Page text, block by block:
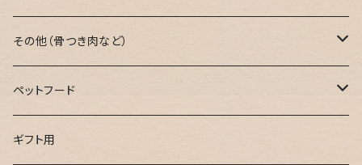
鍋用
ミンチ肉
ブロック肉
焼肉用
鍋用
ミンチ肉
その他（骨つき肉など）
骨つき肉
串用
ペットフード
鹿肉ジャーキー
ギフト用